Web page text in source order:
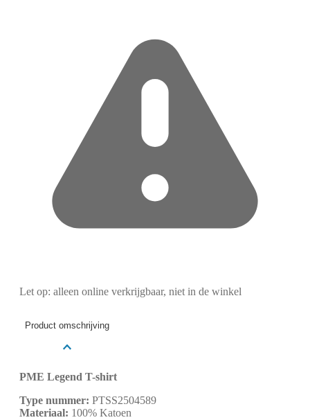
Let op: alleen online verkrijgbaar, niet in de winkel
Product omschrijving
PME Legend T-shirt
Type nummer: PTSS2504589
Materiaal: 100% Katoen